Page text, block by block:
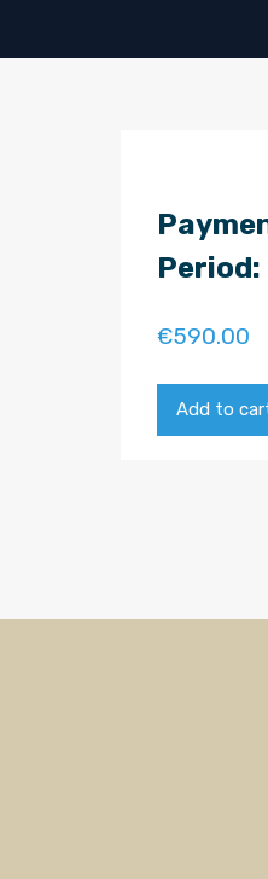
€590.00
Add to